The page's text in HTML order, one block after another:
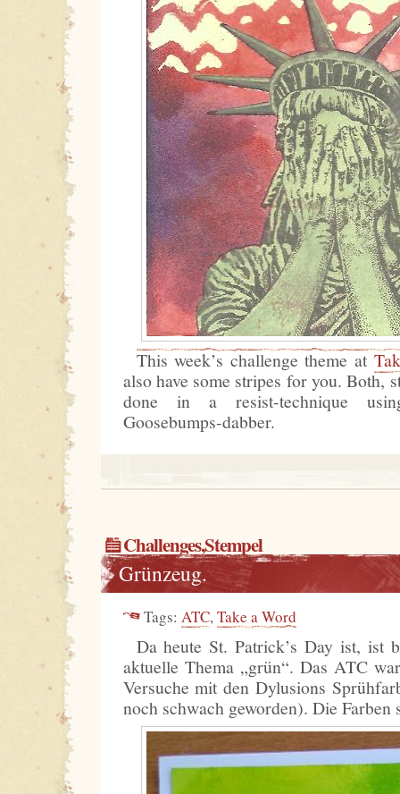
This week’s challenge theme at
also have some stripes for you. Both,
done in a resist-technique
Goosebumps-dabber.
Challenges,Stempel
Grünzeug.
Tags: ATC, Take a Word
Da heute St. Patrick’s Day ist, ist
aktuelle Thema „grün“. Das ATC
Versuche mit den Dylusions
noch schwach geworden). Die